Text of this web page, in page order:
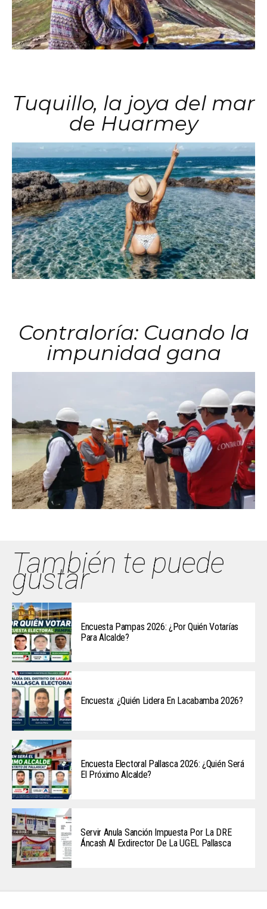
Tuquillo, la joya del mar
de Huarmey
Contraloría: Cuando la
impunidad gana
También te puede
gustar
Encuesta Pampas 2026: ¿Por Quién Votarías
Para Alcalde?
Encuesta: ¿Quién Lidera En Lacabamba 2026?
Encuesta Electoral Pallasca 2026: ¿Quién Será
El Próximo Alcalde?
Servir Anula Sanción Impuesta Por La DRE
Áncash Al Exdirector De La UGEL Pallasca